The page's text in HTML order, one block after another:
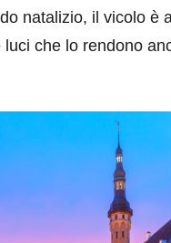
natalizio, il vicolo è
che lo rendono